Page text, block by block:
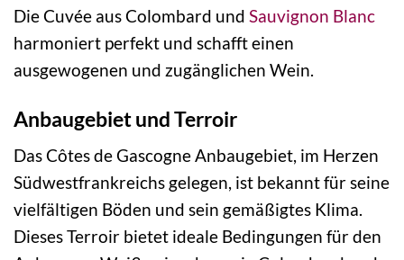
Die Cuvée aus Colombard und Sauvignon Blanc
harmoniert perfekt und schafft einen
ausgewogenen und zugänglichen Wein.
Anbaugebiet und Terroir
Das Côtes de Gascogne Anbaugebiet, im Herzen
Südwestfrankreichs gelegen, ist bekannt für seine
vielfältigen Böden und sein gemäßigtes Klima.
Dieses Terroir bietet ideale Bedingungen für den